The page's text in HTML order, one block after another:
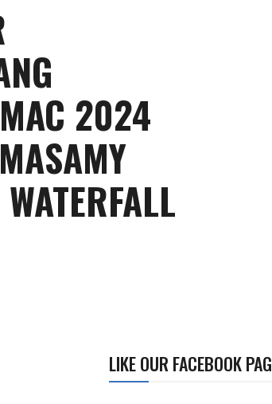
2024
LIKE OUR FACEBOOK